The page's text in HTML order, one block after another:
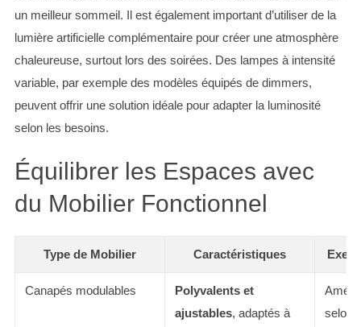
un meilleur sommeil. Il est également important d’utiliser de la
lumière artificielle complémentaire pour créer une atmosphère
chaleureuse, surtout lors des soirées. Des lampes à intensité
variable, par exemple des modèles équipés de dimmers,
peuvent offrir une solution idéale pour adapter la luminosité
selon les besoins.
Équilibrer les Espaces avec
du Mobilier Fonctionnel
Type de Mobilier Caractéristiques
Canapés modulables
Polyvalents et
ajustables, adaptés à
selon